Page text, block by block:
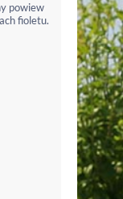
powiew
fioletu.